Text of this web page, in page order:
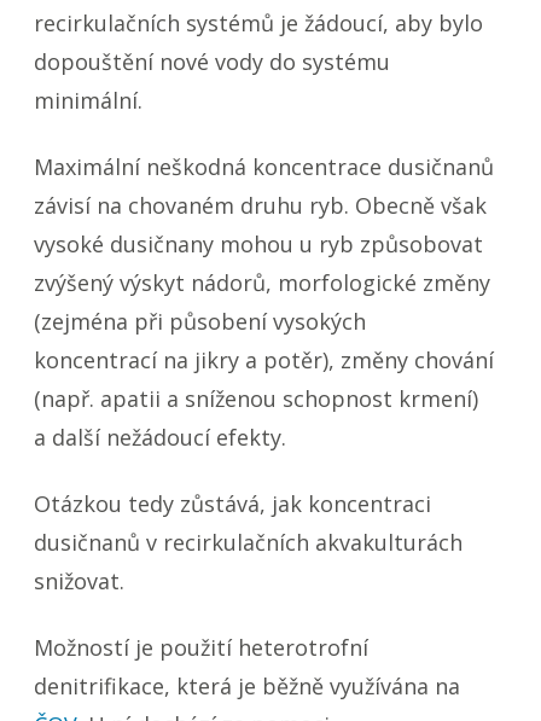
recirkulačních systémů je žádoucí, aby bylo
dopouštění nové vody do systému
minimální.
Maximální neškodná koncentrace dusičnanů
závisí na chovaném druhu ryb. Obecně však
vysoké dusičnany mohou u ryb způsobovat
zvýšený výskyt nádorů, morfologické změny
(zejména při působení vysokých
koncentrací na jikry a potěr), změny chování
(např. apatii a sníženou schopnost krmení)
a další nežádoucí efekty.
Otázkou tedy zůstává, jak koncentraci
dusičnanů v recirkulačních akvakulturách
snižovat.
Možností je použití heterotrofní
denitrifikace, která je běžně využívána na